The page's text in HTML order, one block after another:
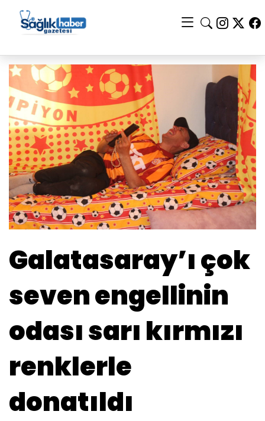
Galatasaray’ı çok
seven engellinin
odası sarı kırmızı
renklerle
donatıldı